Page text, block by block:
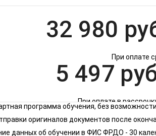
32 980
При оплате
5 497
При оплате в
2 749
программа обучения, без
оригиналов документов после
данных об обучении в ФИС ФРДО - 30